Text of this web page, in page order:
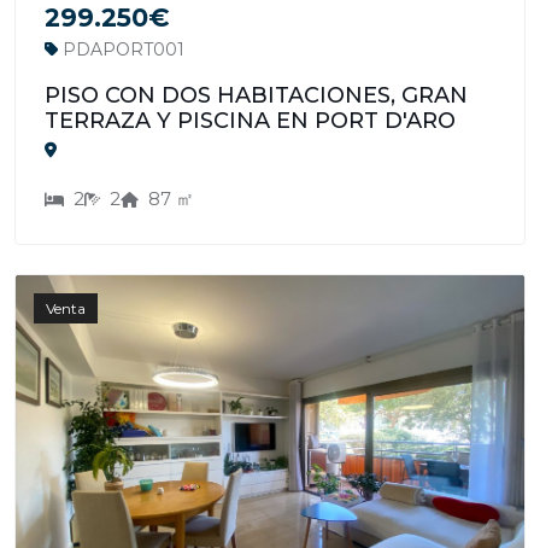
299.250€
PDAPORT001
PISO CON DOS HABITACIONES, GRAN
TERRAZA Y PISCINA EN PORT D'ARO
2 2 87 ㎡
Venta